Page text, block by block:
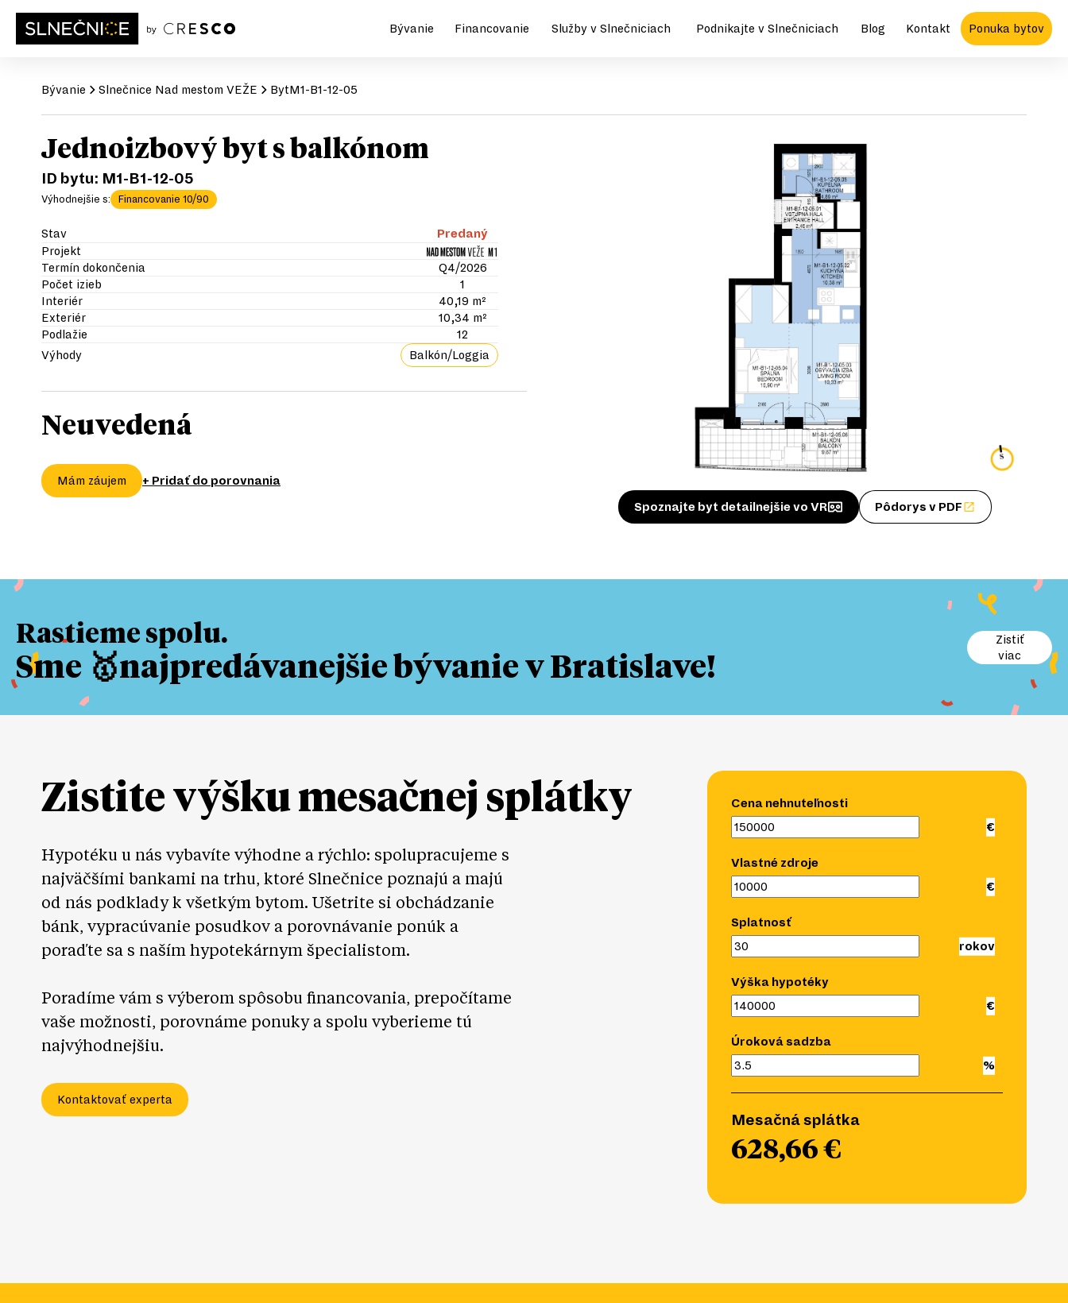
Bývanie Financovanie Služby v Slnečniciach Podnikajte v Slnečniciach Blog Kontakt Ponuka bytov
Bývanie Slnečnice Nad mestom VEŽE BytM1-B1-12-05
Jednoizbový byt s balkónom
ID bytu: M1-B1-12-05
Výhodnejšie s: Financovanie 10/90
Stav
Predaný
Projekt
Termín dokončenia
Q4/2026
Počet izieb
1
Interiér
40,19 m²
Exteriér
10,34 m²
Podlažie
12
Výhody
Balkón/Loggia
Spoznajte byt detailnejšie vo VR Pôdorys v PDF
Neuvedená
Mám záujem + Pridať do porovnania
Rastieme spolu.
Sme 🥇najpredávanejšie bývanie v Bratislave!
Zistiť
viac
Zistite výšku mesačnej splátky
Hypotéku u nás vybavíte výhodne a rýchlo: spolupracujeme s
najväčšími bankami na trhu, ktoré Slnečnice poznajú a majú
od nás podklady k všetkým bytom. Ušetrite si obchádzanie
bánk, vypracúvanie posudkov a porovnávanie ponúk a
poraďte sa s naším hypotekárnym špecialistom.
Poradíme vám s výberom spôsobu financovania, prepočítame
vaše možnosti, porovnáme ponuky a spolu vyberieme tú
najvýhodnejšiu.
Kontaktovať experta
Cena nehnuteľnosti
Vlastné zdroje
Splatnosť
Výška hypotéky
Úroková sadzba
Mesačná splátka
628,66 €